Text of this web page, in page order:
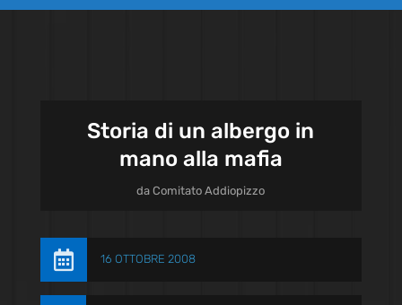
Storia di un albergo in
mano alla mafia
daComitato Addiopizzo
 16 OTTOBRE 2008